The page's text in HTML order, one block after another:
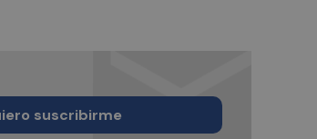
suscribirme